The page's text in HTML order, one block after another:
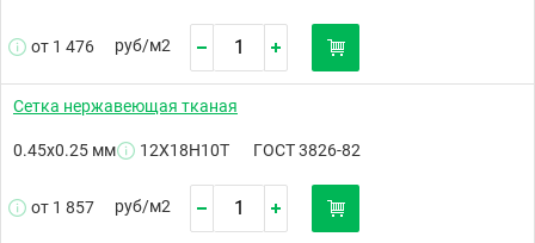
от 1 476 руб/м2
Сетка нержавеющая тканая
0.45х0.25 мм 12Х18Н10Т ГОСТ 3826-82
от 1 857 руб/м2